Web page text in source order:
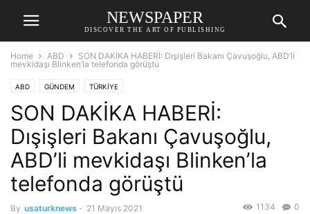
NEWSPAPER
DISCOVER THE ART OF PUBLISHING
Home ABD
SON DAKİKA HABERİ: Dışişleri Bakanı Çavuşoğlu, ABD’li
mevkidaşı Blinken’la telefonda görüştü
ABD GÜNDEM TÜRKİYE
SON DAKİKA HABERİ:
Dışişleri Bakanı Çavuşoğlu,
ABD’li mevkidaşı Blinken’la
telefonda görüştü
By usaturknews - 21 Mayıs 2021 0
1134